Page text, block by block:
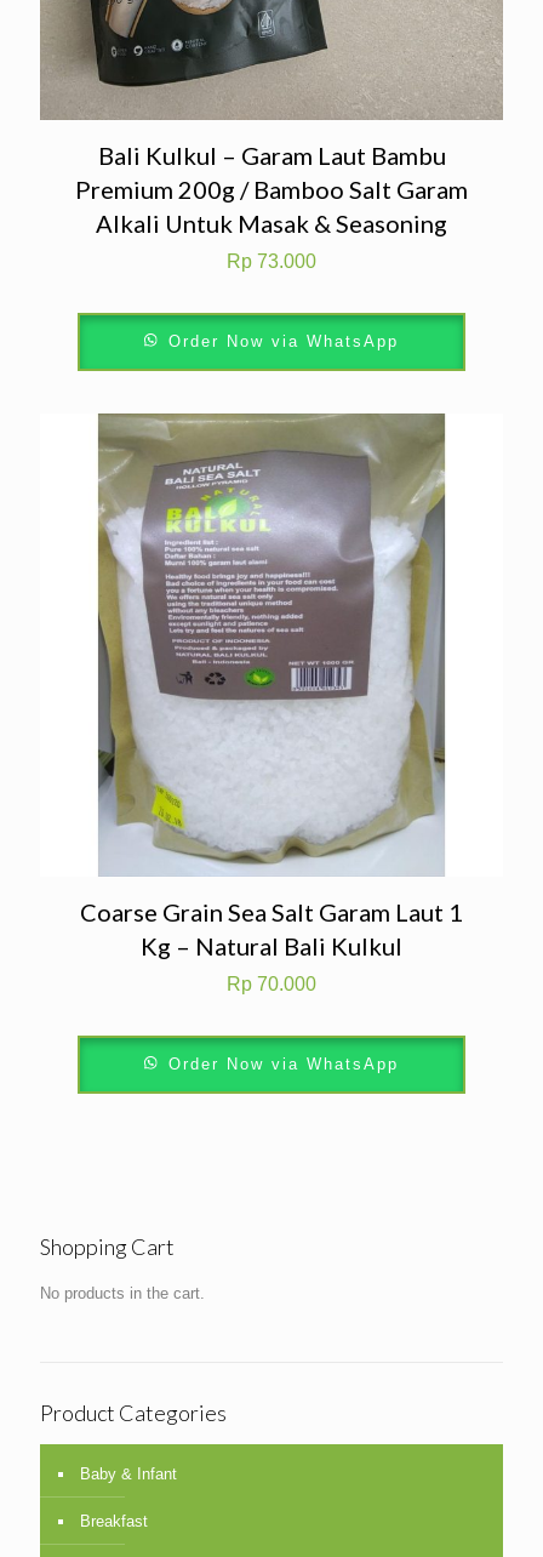
Bali Kulkul – Garam Laut Bambu
Premium 200g / Bamboo Salt Garam
Alkali Untuk Masak & Seasoning
Rp 73.000
Order Now via WhatsApp
Coarse Grain Sea Salt Garam Laut 1
Kg – Natural Bali Kulkul
Rp 70.000
Order Now via WhatsApp
Shopping Cart
No products in the cart.
Product Categories
Baby & Infant
Breakfast